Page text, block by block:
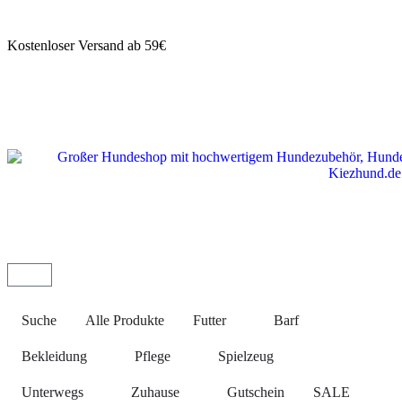
Kostenloser Versand ab 59€
Suche Alle Produkte Futter Barf
Bekleidung Pflege Spielzeug
Unterwegs Zuhause Gutschein SALE